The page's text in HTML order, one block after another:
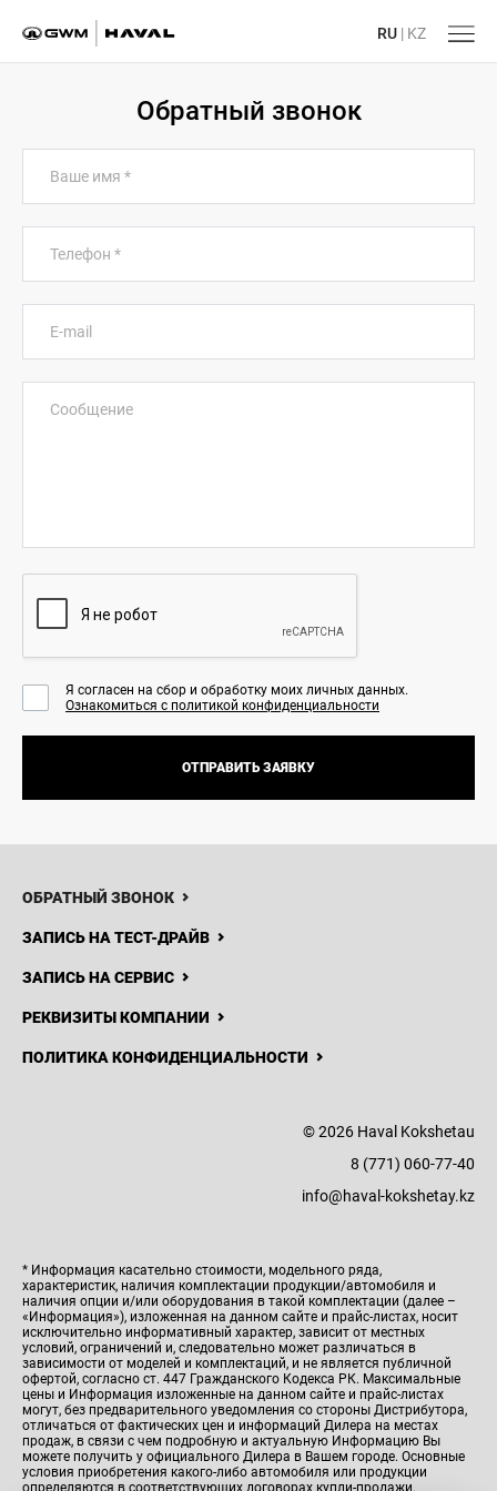
8 (771)
RU | KZ
Обратный звонок
Ваше имя *
Телефон *
E-mail
Сообщение
Я согласен на сбор и обработку моих личных данных.
Ознакомиться с политикой конфиденциальности
ОТПРАВИТЬ ЗАЯВКУ
ОБРАТНЫЙ ЗВОНОК
ЗАПИСЬ НА ТЕСТ-ДРАЙВ
ЗАПИСЬ НА СЕРВИС
РЕКВИЗИТЫ КОМПАНИИ
ПОЛИТИКА КОНФИДЕНЦИАЛЬНОСТИ
© 2026 Haval Kokshetau
8 (771) 060-77-40
info@haval-kokshetay.kz
* Информация касательно стоимости, модельного ряда,
характеристик, наличия комплектации продукции/автомобиля и
наличия опции и/или оборудования в такой комплектации (далее –
«Информация»), изложенная на данном сайте и прайс-листах, носит
исключительно информативный характер, зависит от местных
условий, ограничений и, следовательно может различаться в
зависимости от моделей и комплектаций, и не является публичной
офертой, согласно ст. 447 Гражданского Кодекса РК. Максимальные
цены и Информация изложенные на данном сайте и прайс-листах
могут, без предварительного уведомления со стороны Дистрибутора,
отличаться от фактических цен и информаций Дилера на местах
продаж, в связи с чем подробную и актуальную Информацию Вы
можете получить у официального Дилера в Вашем городе. Основные
условия приобретения какого-либо автомобиля или продукции
определяются в соответствующих договорах купли-продажи.
ВЫГОДНЫЕ УСЛОВИЯ